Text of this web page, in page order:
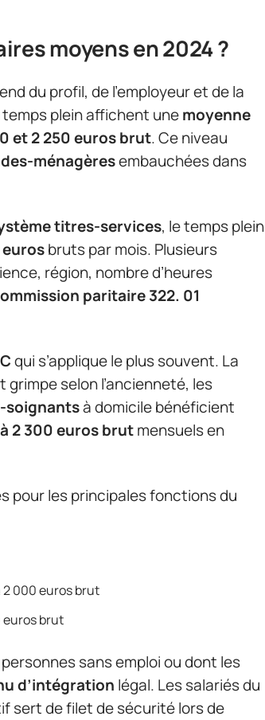
moyens en 2024 ?
du profil, de l’employeur et de la
plein affichent unemoyenne
et 2 250 euros brut. Ce niveau
ménagèresembauchées dans
titres-services, le temps plein
eurosbruts par mois. Plusieurs
région, nombre d’heures
paritaire 322. 01
qui s’applique le plus souvent. La
grimpe selon l’ancienneté, les
soignantsà domicile bénéficient
2 300 euros brutmensuels en
pour les principales fonctions du
2 000 euros brut
euros brut
sans emploi ou dont les
d’intégration légal. Les salariés du
sert de filet de sécurité lors de